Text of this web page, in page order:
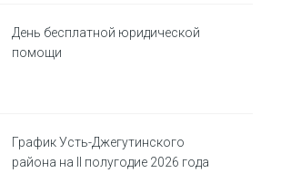
День бесплатной юридической
помощи
График Усть-Джегутинского
района на II полугодие 2026 года